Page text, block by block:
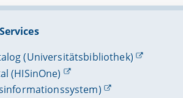
Es besteht die Möglichkeit
zu suchen.
for that
bietet eine
täglich aktualisierte Datenbank
zu KI-Tools (nicht spezifisch
den Unterricht ausgelegt).
(Universitätsbibliothek)
(HISinOne)